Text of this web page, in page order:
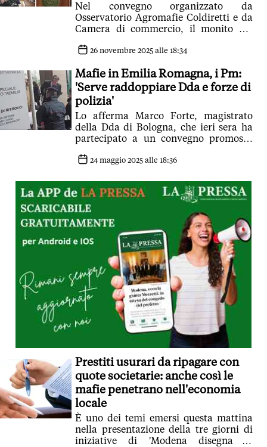
Nel convegno organizzato da
Osservatorio Agromafie Coldiretti e da
Camera di commercio, il monito del
e finti fertilizzanti tossici sono il nuovo
Emilia Romagna sotto osservazione'
26 novembre 2025 alle 18:34
Mafie in Emilia Romagna, i Pm:
'Serve raddoppiare Dda e forze di
polizia'
Lo afferma Marco Forte, magistrato
della Dda di Bologna, che ieri sera ha
partecipato a un convegno promosso
24 maggio 2025 alle 18:36
Prestiti usurari da ripagare con
quote societarie: anche così le
mafie penetrano nell'economia
locale
È uno dei temi emersi questa mattina
nella presentazione della tre giorni di
iniziative di 'Modena disegna la